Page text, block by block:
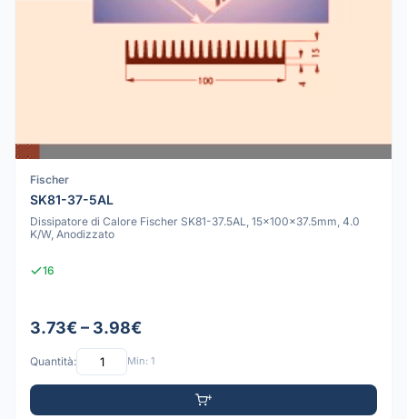
Fischer
SK81-37-5AL
Dissipatore di Calore Fischer SK81-37.5AL, 15x100x37.5mm, 4.0
K/W, Anodizzato
16
3.73€ – 3.98€
Quantità: Min: 1